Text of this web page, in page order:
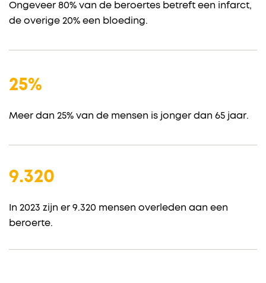
Ongeveer 80% van de beroertes betreft een infarct,
de overige 20% een bloeding.
25%
Meer dan 25% van de mensen is jonger dan 65 jaar.
9.320
In 2023 zijn er 9.320 mensen overleden aan een
beroerte.